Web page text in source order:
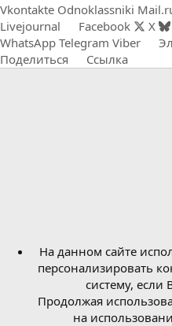
Vkontakte Odnoklassniki
Livejournal
Facebook X
WhatsApp Telegram Viber
Поделиться
Ссылка
На данном сайте
персонализировать
систему, если
Продолжая
на